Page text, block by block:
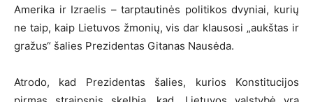
Amerika ir Izraelis – tarptautinės politikos dvyniai, kurių
ne taip, kaip Lietuvos žmonių, vis dar klausosi „aukštas ir
gražus“ šalies Prezidentas Gitanas Nausėda.
Atrodo, kad Prezidentas šalies, kurios Konstitucijos